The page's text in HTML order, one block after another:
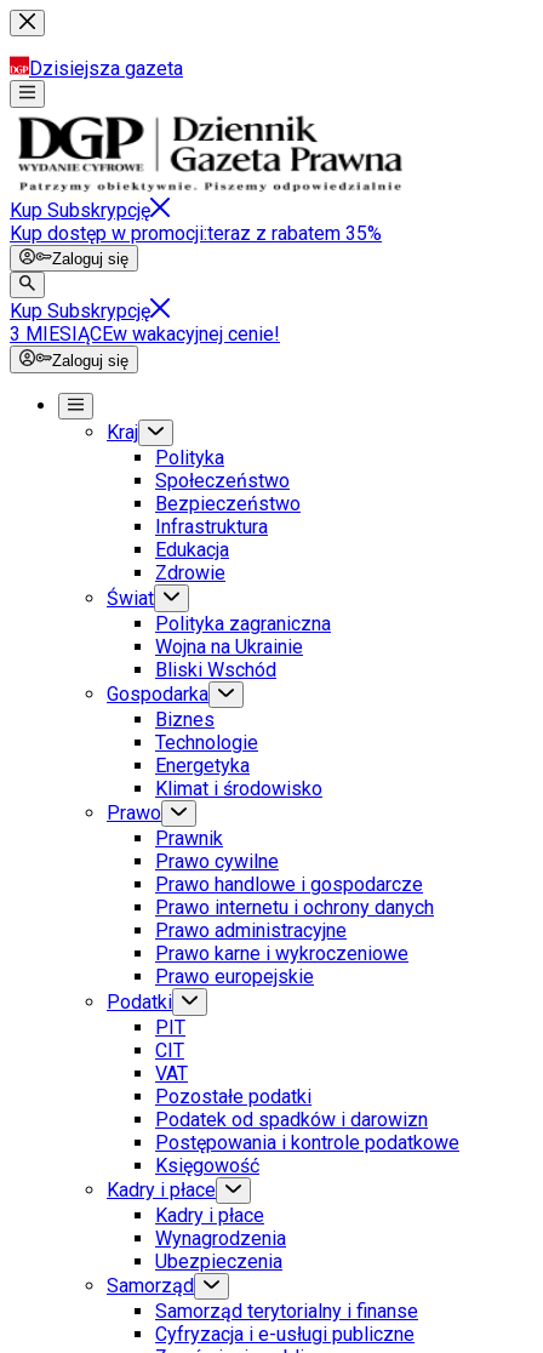
Dzisiejsza gazeta
Kup Subskrypcję
Kup dostęp w promocji:teraz z rabatem 35%
Zaloguj się
Kup Subskrypcję
3 MIESIĄCEw wakacyjnej cenie!
Zaloguj się
Kraj
Polityka
Społeczeństwo
Bezpieczeństwo
Infrastruktura
Edukacja
Zdrowie
Świat
Polityka zagraniczna
Wojna na Ukrainie
Bliski Wschód
Gospodarka
Biznes
Technologie
Energetyka
Klimat i środowisko
Prawo
Prawnik
Prawo cywilne
Prawo handlowe i gospodarcze
Prawo internetu i ochrony danych
Prawo administracyjne
Prawo karne i wykroczeniowe
Prawo europejskie
Podatki
PIT
CIT
VAT
Pozostałe podatki
Podatek od spadków i darowizn
Postępowania i kontrole podatkowe
Księgowość
Kadry i płace
Kadry i płace
Wynagrodzenia
Ubezpieczenia
Samorząd
Samorząd terytorialny i finanse
Cyfryzacja i e-usługi publiczne